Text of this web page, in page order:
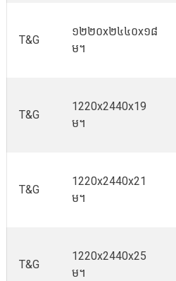
T&G
១២២០x២៤៤០x១៨
ម។
T&G
1220x2440x19
ម។
T&G
1220x2440x21
ម។
T&G
1220x2440x25
ម។